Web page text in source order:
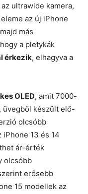
ultrawide kamera,
az új iPhone
más
a pletykák
érkezik, elhagyva a
OLED, amit 7000-
üvegből készült elő-
olcsóbb
13 és 14
ár-érték
olcsóbb
erősebb
15 modellek az